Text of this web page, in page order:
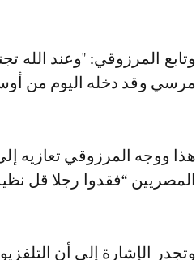
وتابع المرزوقي: "وعند الله
مرسي وقد دخله اليوم من
هذا ووجه المرزوقي تعازيه
المصريين “فقدوا رجلا قل
وتجدر الإشارة إلى أن